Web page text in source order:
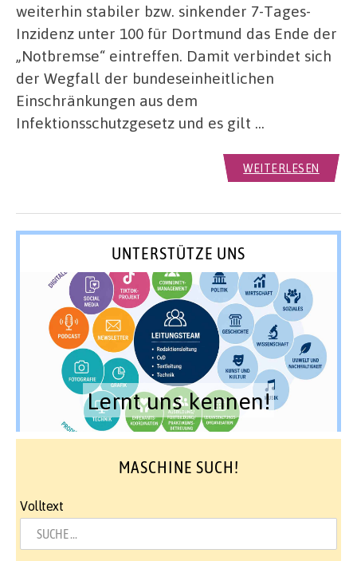
weiterhin stabiler bzw. sinkender 7-Tages-
Inzidenz unter 100 für Dortmund das Ende der
„Notbremse“ eintreffen. Damit verbindet sich
der Wegfall der bundeseinheitlichen
Einschränkungen aus dem
Infektionsschutzgesetz und es gilt …
WEITERLESEN
UNTERSTÜTZE UNS
Lernt uns kennen!
MASCHINE SUCH!
Volltext